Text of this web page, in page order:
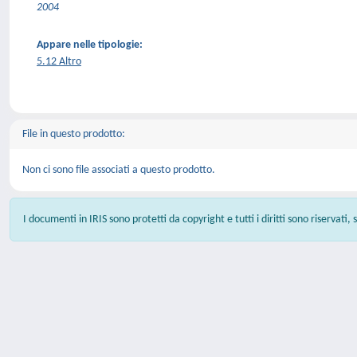
2004
Appare nelle tipologie:
5.12 Altro
File in questo prodotto:
Non ci sono file associati a questo prodotto.
I documenti in IRIS sono protetti da copyright e tutti i diritti sono riservati,